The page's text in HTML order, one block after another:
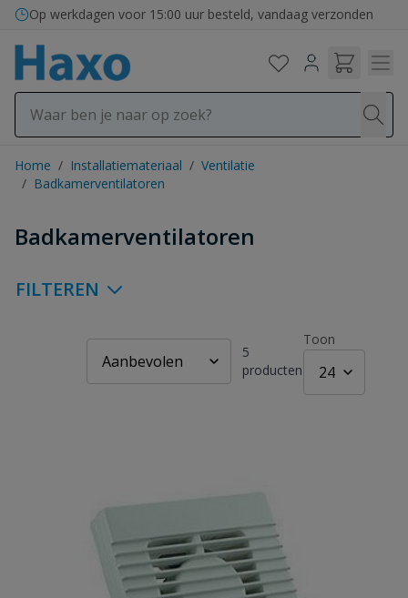
Ga naar de inhoud
Op werkdagen voor 15:00 uur besteld, vandaag verzonden
Home / Installatiemateriaal / Ventilatie
/ Badkamerventilatoren
Badkamerventilatoren
FILTEREN
5
producten
Toon